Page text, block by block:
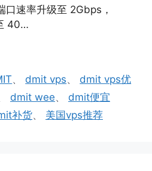
速率升级至 2Gbps，
40…
、 dmit vps、 dmit vps优
dmit wee、 dmit便宜
补货、 美国vps推荐